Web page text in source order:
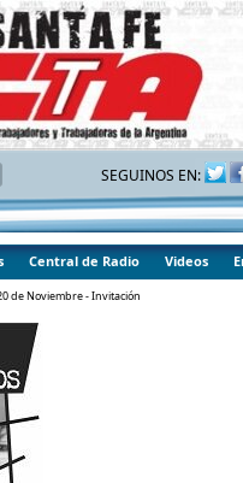
SEGUINOS EN:
Central de Radio Videos
de Noviembre - Invitación